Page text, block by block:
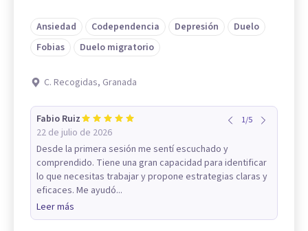
Ansiedad Codependencia Depresión
Duelo
Fobias
Duelo migratorio
C. Recogidas, Granada
Fabio Ruiz
22 de julio de 2026
1/5
Desde la primera sesión me sentí escuchado y
comprendido. Tiene una gran capacidad para identificar
lo que necesitas trabajar y propone estrategias claras y
eficaces. Me ayudó...
Leer más